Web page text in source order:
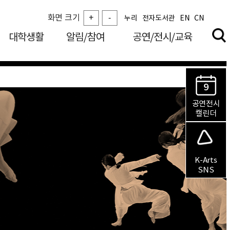
9
공연전시
캘린더
K-Arts
SNS
대학생활 알림/참여 공연/전시/교육
화면 크기 + - 누리 전자도서관 EN CN